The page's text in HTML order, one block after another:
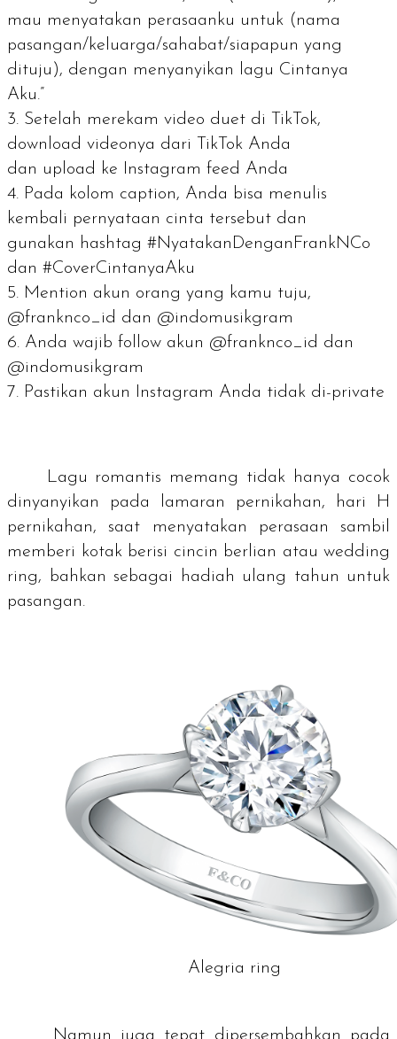
mau menyatakan perasaanku untuk (nama
pasangan/keluarga/sahabat/siapapun yang
dituju), dengan menyanyikan lagu Cintanya
Aku.”
Setelah merekam video duet di TikTok,
download videonya dari TikTok Anda
dan upload ke Instagram feed Anda
Pada kolom caption, Anda bisa menulis
kembali pernyataan cinta tersebut dan
gunakan hashtag #NyatakanDenganFrankNCo
dan #CoverCintanyaAku
Mention akun orang yang kamu tuju,
@franknco_id dan @indomusikgram
Anda wajib follow akun @franknco_id dan
@indomusikgram
Pastikan akun Instagram Anda tidak di-private
Lagu romantis memang tidak hanya cocok
dinyanyikan pada lamaran pernikahan, hari H
pernikahan, saat menyatakan perasaan sambil
memberi kotak berisi cincin berlian atau wedding
ring, bahkan sebagai hadiah ulang tahun untuk
pasangan.
Alegria ring